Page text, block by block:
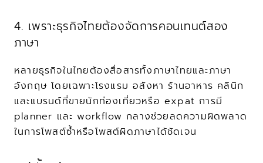
4. เพราะธุรกิจไทยต้องจัดการคอนเทนต์สอง
ภาษา
หลายธุรกิจในไทยต้องสื่อสารทั้งภาษาไทยและภาษา
อังกฤษ โดยเฉพาะโรงแรม อสังหา ร้านอาหาร คลินิก
และแบรนด์ที่ขายนักท่องเที่ยวหรือ expat การมี
planner และ workflow กลางช่วยลดความผิดพลาด
ในการโพสต์ซ้ำหรือโพสต์ผิดภาษาได้ชัดเจน